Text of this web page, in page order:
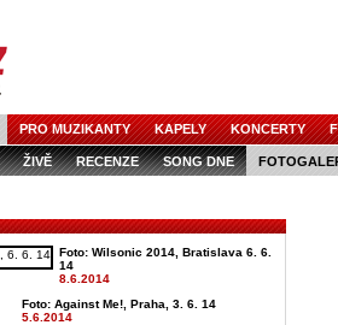
PRO MUZIKANTY KAPELY KONCERTY
ŽIVĚ RECENZE SONG DNE
Foto: Wilsonic 2014, Bratislava 6. 6.
14
8.6.2014
Foto: Against Me!, Praha, 3. 6. 14
5.6.2014